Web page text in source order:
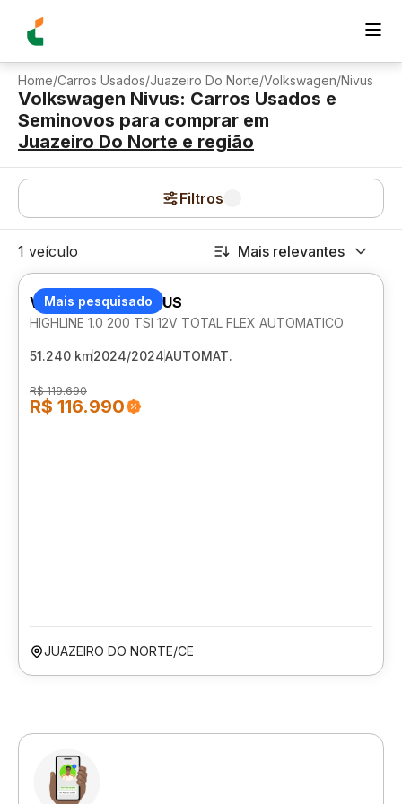
Home/Carros Usados/Juazeiro Do Norte/Volkswagen/Nivus
Volkswagen Nivus: Carros Usados e
Seminovos para comprar em
Juazeiro Do Norte e região
Filtros
1 veículo Mais relevantes
Mais pesquisado
VOLKSWAGEN NIVUS
HIGHLINE 1.0 200 TSI 12V TOTAL FLEX AUTOMATICO
51.240 km2024/2024AUTOMAT.
R$ 119.690
R$ 116.990
JUAZEIRO DO NORTE/CE